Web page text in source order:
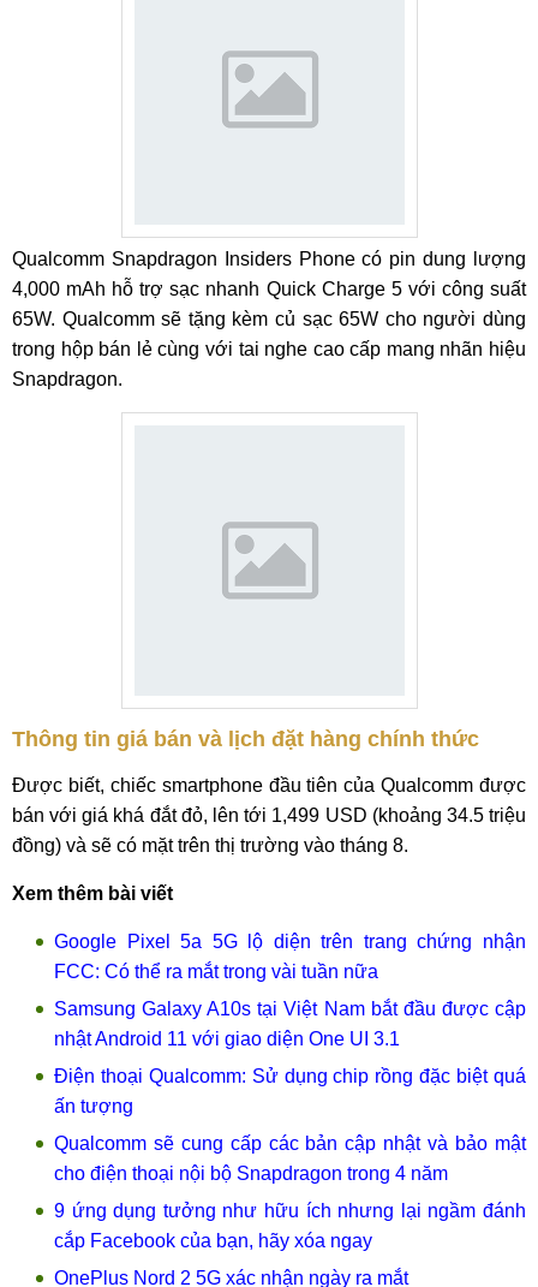
Qualcomm Snapdragon Insiders Phone có pin dung lượng
4,000 mAh hỗ trợ sạc nhanh Quick Charge 5 với công suất
65W. Qualcomm sẽ tặng kèm củ sạc 65W cho người dùng
trong hộp bán lẻ cùng với tai nghe cao cấp mang nhãn hiệu
Snapdragon.
Thông tin giá bán và lịch đặt hàng chính thức
Được biết, chiếc smartphone đầu tiên của Qualcomm được
bán với giá khá đắt đỏ, lên tới 1,499 USD (khoảng 34.5 triệu
đồng) và sẽ có mặt trên thị trường vào tháng 8.
Xem thêm bài viết
Google Pixel 5a 5G lộ diện trên trang chứng nhận
FCC: Có thể ra mắt trong vài tuần nữa
Samsung Galaxy A10s tại Việt Nam bắt đầu được cập
nhật Android 11 với giao diện One UI 3.1
Điện thoại Qualcomm: Sử dụng chip rồng đặc biệt quá
ấn tượng
Qualcomm sẽ cung cấp các bản cập nhật và bảo mật
cho điện thoại nội bộ Snapdragon trong 4 năm
9 ứng dụng tưởng như hữu ích nhưng lại ngầm đánh
cắp Facebook của bạn, hãy xóa ngay
OnePlus Nord 2 5G xác nhận ngày ra mắt